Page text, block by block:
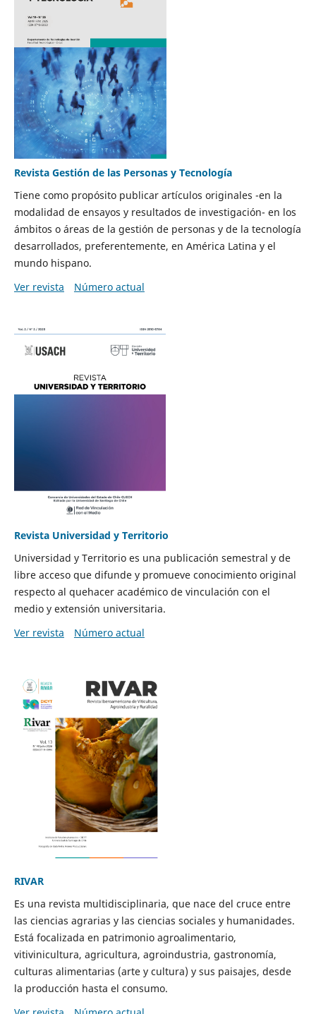
Revista Gestión de las Personas y Tecnología
Tiene como propósito publicar artículos originales -en la
modalidad de ensayos y resultados de investigación- en los
ámbitos o áreas de la gestión de personas y de la tecnología
desarrollados, preferentemente, en América Latina y el
mundo hispano.
Ver revista
Número actual
Revista Universidad y Territorio
Universidad y Territorio es una publicación semestral y de
libre acceso que difunde y promueve conocimiento original
respecto al quehacer académico de vinculación con el
medio y extensión universitaria.
Ver revista
Número actual
RIVAR
Es una revista multidisciplinaria, que nace del cruce entre
las ciencias agrarias y las ciencias sociales y humanidades.
Está focalizada en patrimonio agroalimentario,
vitivinicultura, agricultura, agroindustria, gastronomía,
culturas alimentarias (arte y cultura) y sus paisajes, desde
la producción hasta el consumo.